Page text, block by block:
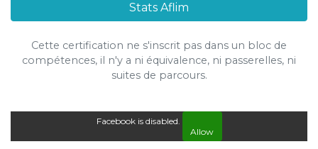
Stats Aflim
Cette certification ne s'inscrit pas dans un bloc de
compétences, il n'y a ni équivalence, ni passerelles, ni
suites de parcours.
Facebook is disabled.
Allow